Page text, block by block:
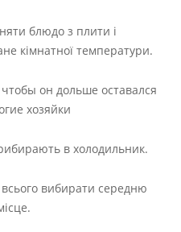
блюдо з плити і
кімнатної температури.
в холодильник.
вибирати середню